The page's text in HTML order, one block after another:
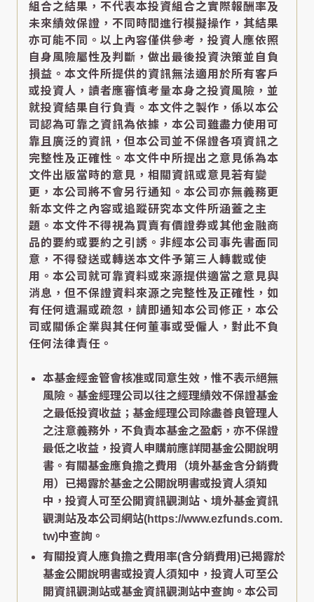
組合之結果，不代表本投資組合之實際報酬率及
未來績效保證，不同時間進行模擬操作，其結果
亦可能不同。以上內容僅供參考，投資人應依照
自身風險屬性及判斷，做出最後投資決策並自負
損益。本文件所提供的資訊無法適用於所有客戶
或投資人，讀者應審慎考量本身之投資風險，並
就投資結果自行負責。本文件之製作，係以本公
司認為可靠之資訊為依據，本公司雖盡力使用可
靠且廣泛的資訊，但本公司並不保證各項資訊之
完整性及正確性。本文件中所提出之意見係為本
文件出版當時的意見，相關資訊或意見若有變
更，本公司將不會另行通知。本公司亦無義務更
新本文件之內容或追蹤研究本文件所涵蓋之主
題。本文件不得視為買賣有價證券或其他金融商
品的要約或要約之引誘。非經本公司事先書面同
意，不得發送或轉送本文件予第三人轉載或使
用。本公司就可靠資料或來源提供適當之意見與
消息，但不保證資料來源之完整性及正確性，如
有任何遺漏或疏忽，請即通知本公司修正，本公
司或關係企業與其任何董事或受僱人，對此不負
任何法律責任。
本基金經金管會核准或同意生效，惟不表示絕無
風險。基金經理公司以往之經理績效不保證基金
之最低投資收益；基金經理公司除盡善良管理人
之注意義務外，不負責本基金之盈虧，亦不保證
最低之收益，投資人申購前應詳閱基金公開說明
書。有關基金應負擔之費用（境外基金含分銷費
用）已揭露於基金之公開說明書或投資人須知
中，投資人可至公開資訊觀測站、境外基金資訊
觀測站及本公司網站(https://www.ezfunds.com.
tw)中查詢。
有關投資人應負擔之費用率(含分銷費用)已揭露於
基金公開說明書或投資人須知中，投資人可至公
開資訊觀測站或基金資訊觀測站中查詢。本公司